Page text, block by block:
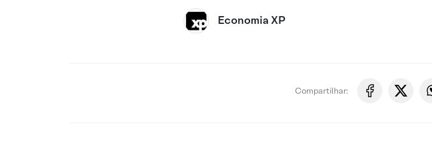
Economia XP
Compartilhar: